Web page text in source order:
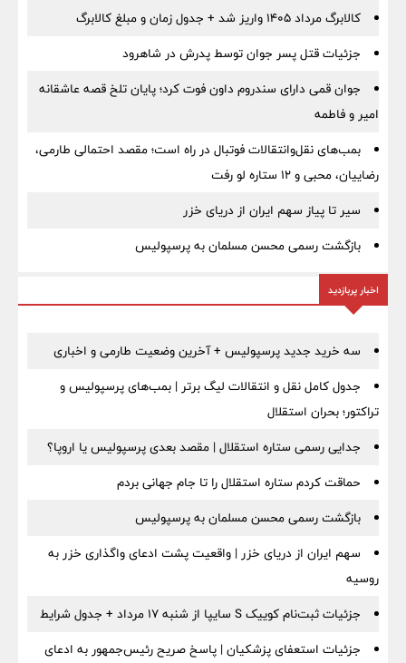
کالابرگ مرداد ۱۴۰۵ واریز شد + جدول زمان و مبلغ کالابرگ
جزئیات قتل پسر جوان توسط پدرش در شاهرود
جوان قمی دارای سندروم داون فوت کرد؛ پایان تلخ قصه عاشقانه
امیر و فاطمه
بمب‌های نقل‌وانتقالات فوتبال در راه است؛ مقصد احتمالی طارمی،
رضاییان، محبی و ۱۲ ستاره لو رفت
سیر تا پیاز سهم ایران از دریای خزر
بازگشت رسمی محسن مسلمان به پرسپولیس
اخبار پربازدید
سه خرید جدید پرسپولیس + آخرین وضعیت طارمی و اخباری
جدول کامل نقل و انتقالات لیگ برتر | بمب‌های پرسپولیس و
تراکتور؛ بحران استقلال
جدایی رسمی ستاره استقلال | مقصد بعدی پرسپولیس یا اروپا؟
حماقت کردم ستاره استقلال را تا جام جهانی بردم
بازگشت رسمی محسن مسلمان به پرسپولیس
سهم ایران از دریای خزر | واقعیت پشت ادعای واگذاری خزر به
روسیه
جزئیات ثبت‌نام کوییک S سایپا از شنبه ۱۷ مرداد + جدول شرایط
جزئیات استعفای پزشکیان | پاسخ صریح رئیس‌جمهور به ادعای